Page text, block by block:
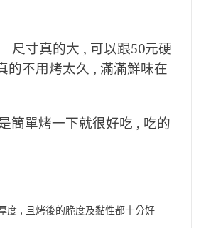
尺寸真的大 , 可以跟50元硬
的不用烤太久 , 滿滿鮮味在
簡單烤一下就很好吃 , 吃的
度 , 且烤後的脆度及黏性都十分好